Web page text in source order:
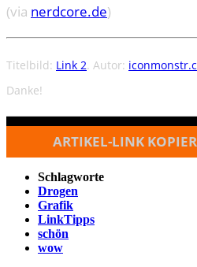
(via nerdcore.de)
Titelbild: Link 2. Autor:
Danke!
ARTIKEL-LINK
Schlagworte
Drogen
Grafik
LinkTipps
schön
wow